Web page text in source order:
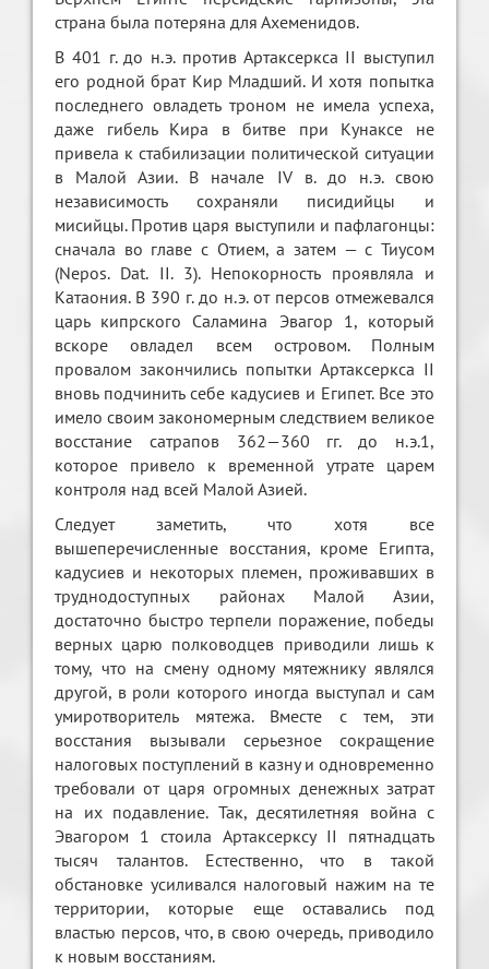
страна была потеряна для Ахеменидов.
В 401 г. до н.э. против Артаксеркса II выступил
его родной брат Кир Младший. И хотя попытка
последнего овладеть троном не имела успеха,
даже гибель Кира в битве при Кунаксе не
привела к стабилизации политической ситуации
в Малой Азии. В начале IV в. до н.э. свою
независимость сохраняли писидийцы и
мисийцы. Против царя выступили и пафлагонцы:
сначала во главе с Отием, а затем — с Тиусом
(Nepos. Dat. II. 3). Непокорность проявляла и
Катаония. В 390 г. до н.э. от персов отмежевался
царь кипрского Саламина Эвагор 1, который
вскоре овладел всем островом. Полным
провалом закончились попытки Артаксеркса II
вновь подчинить себе кадусиев и Египет. Все это
имело своим закономерным следствием великое
восстание сатрапов 362—360 гг. до н.э.1,
которое привело к временной утрате царем
контроля над всей Малой Азией.
Следует заметить, что хотя все
вышеперечисленные восстания, кроме Египта,
кадусиев и некоторых племен, проживавших в
труднодоступных районах Малой Азии,
достаточно быстро терпели поражение, победы
верных царю полководцев приводили лишь к
тому, что на смену одному мятежнику являлся
другой, в роли которого иногда выступал и сам
умиротворитель мятежа. Вместе с тем, эти
восстания вызывали серьезное сокращение
налоговых поступлений в казну и одновременно
требовали от царя огромных денежных затрат
на их подавление. Так, десятилетняя война с
Эвагором 1 стоила Артаксерксу II пятнадцать
тысяч талантов. Естественно, что в такой
обстановке усиливался налоговый нажим на те
территории, которые еще оставались под
властью персов, что, в свою очередь, приводило
к новым восстаниям.